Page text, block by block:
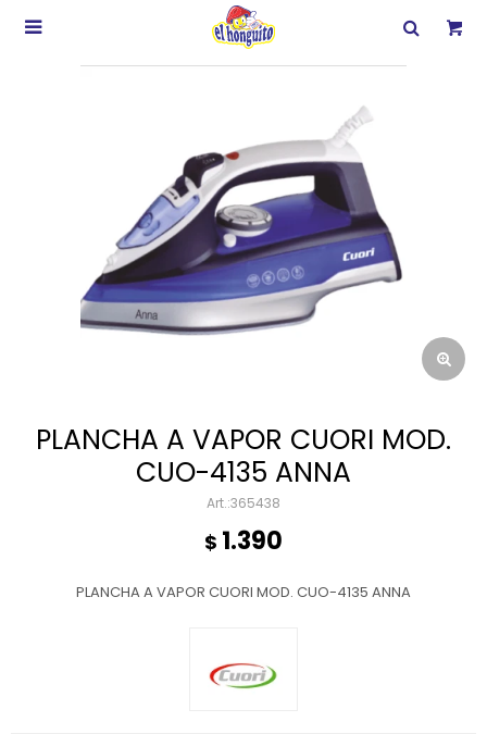

PLANCHA A VAPOR CUORI MOD.
CUO-4135 ANNA
365438
$ 1.390
PLANCHA A VAPOR CUORI MOD. CUO-4135 ANNA